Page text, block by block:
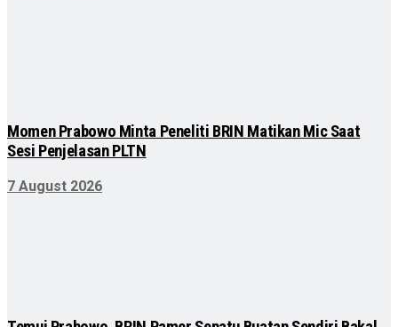
Momen Prabowo Minta Peneliti BRIN Matikan Mic Saat
Sesi Penjelasan PLTN
7 August 2026